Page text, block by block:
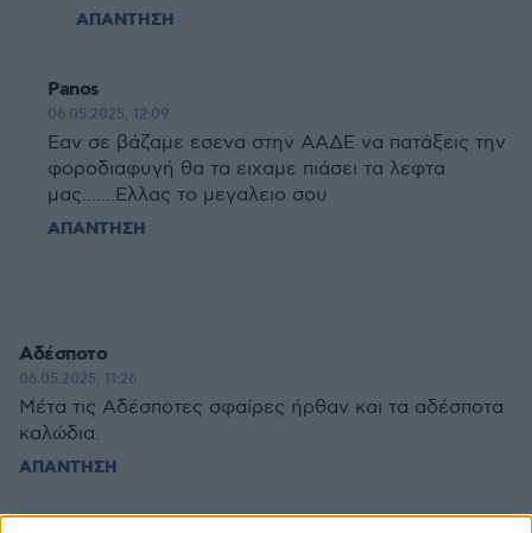
ΑΠΑΝΤΗΣΗ
Panos
06.05.2025, 12:09
Εαν σε βάζαμε εσενα στην ΑΑΔΕ να πατάξεις την
φοροδιαφυγή θα τα ειχαμε πιάσει τα λεφτα
μας.......Ελλας το μεγαλειο σου
ΑΠΑΝΤΗΣΗ
Αδέσποτο
06.05.2025, 11:26
Μέτα τις Αδέσποτες σφαίρες ήρθαν και τα αδέσποτα
καλώδια.
ΑΠΑΝΤΗΣΗ